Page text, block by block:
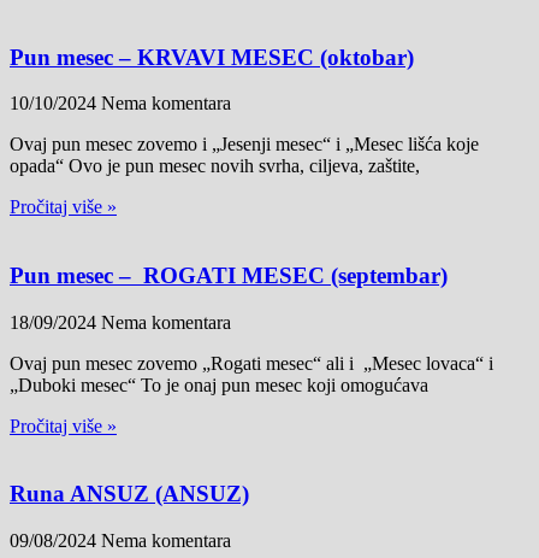
Pun mesec – KRVAVI MESEC (oktobar)
10/10/2024 Nema komentara
Ovaj pun mesec zovemo i „Jesenji mesec“ i „Mesec lišća koje
opada“ Ovo je pun mesec novih svrha, ciljeva, zaštite,
Pročitaj više »
Pun mesec – ROGATI MESEC (septembar)
18/09/2024 Nema komentara
Ovaj pun mesec zovemo „Rogati mesec“ ali i „Mesec lovaca“ i
„Duboki mesec“ To je onaj pun mesec koji omogućava
Pročitaj više »
Runa ANSUZ (ANSUZ)
09/08/2024 Nema komentara